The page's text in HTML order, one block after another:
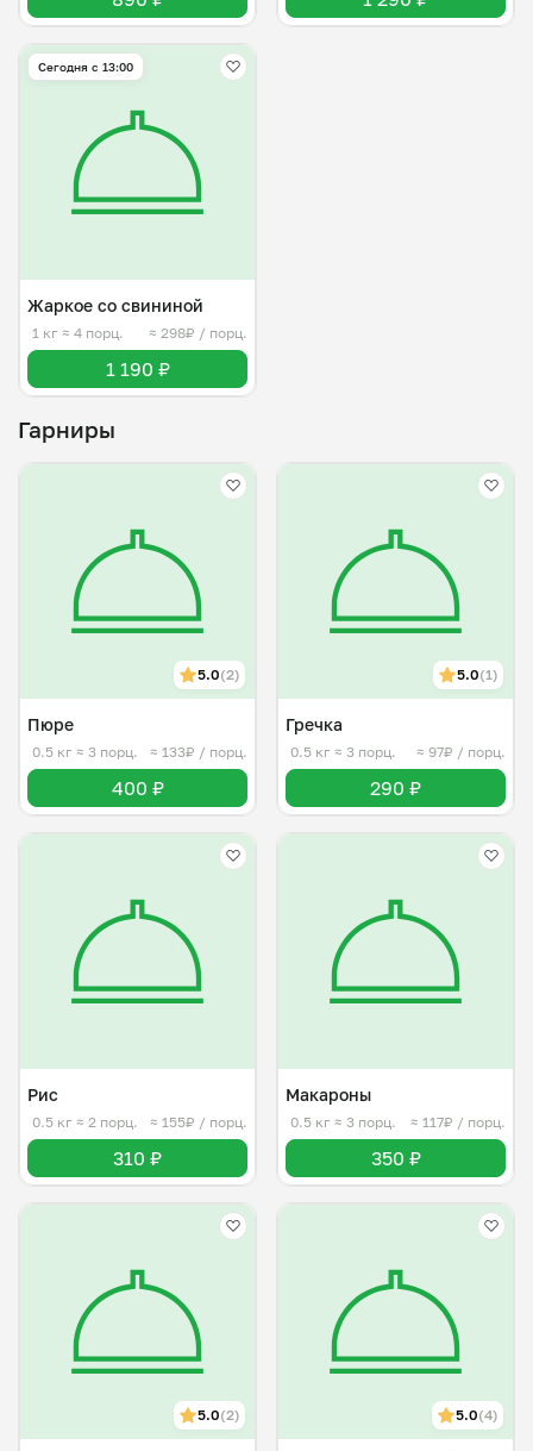
Сегодня с 13:00
Жаркое со свининой
1 кг ≈ 4 порц. ≈ 298₽ / порц.
1 190 ₽
Гарниры
5.0(2)
Пюре
0.5 кг ≈ 3 порц. ≈ 133₽ / порц.
400 ₽
5.0(1)
Гречка
0.5 кг ≈ 3 порц. ≈ 97₽ / порц.
290 ₽
Рис
0.5 кг ≈ 2 порц. ≈ 155₽ / порц.
310 ₽
Макароны
0.5 кг ≈ 3 порц. ≈ 117₽ / порц.
350 ₽
5.0(2) 5.0(4)